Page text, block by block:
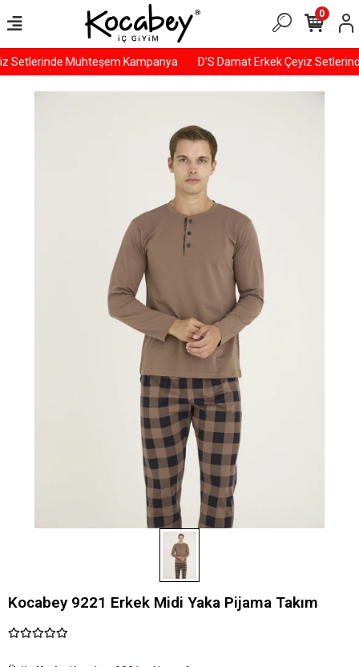
Setlerinde Muhteşem Kampanya D'S Damat Erkek Çeyiz
0
Kocabey 9221 Erkek Midi Yaka Pijama Takım